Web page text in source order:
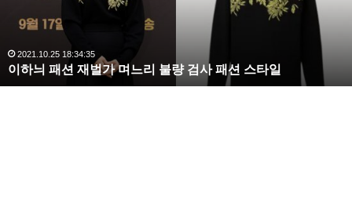
완
벽
한
2020.10.03 10:59:30
복수해라 김사랑, 완벽한 S라인 몸매 시선 압도